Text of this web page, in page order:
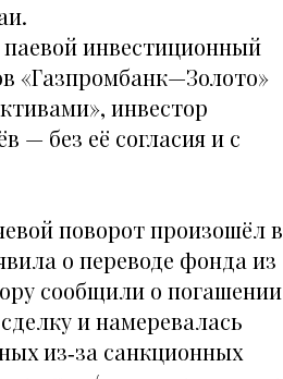
инвестиционный
«Газпромбанк—Золото»
инвестор
— без её согласия и с
поворот произошёл в
о переводе фонда из
сообщили о погашении
и намеревалась
из‑за санкционных